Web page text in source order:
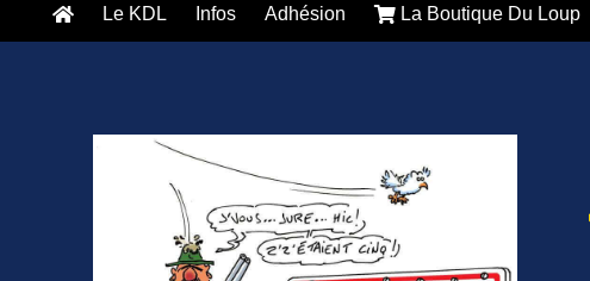
Le KDL Infos Adhésion La Boutique Du Loup